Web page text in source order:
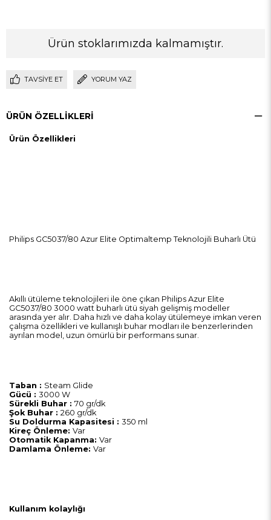
Ürün stoklarımızda kalmamıştır.
TAVSIYE ET YORUM YAZ
ÜRÜN ÖZELLIKLERI
Ürün Özellikleri
Philips GC5037/80 Azur Elite Optimaltemp Teknolojili Buharlı Ütü
Akıllı ütüleme teknolojileri ile öne çıkan Philips Azur Elite
GC5037/80 3000 watt buharlı ütü siyah gelişmiş modeller
arasında yer alır. Daha hızlı ve daha kolay ütülemeye imkan veren
çalışma özellikleri ve kullanışlı buhar modları ile benzerlerinden
ayrılan model, uzun ömürlü bir performans sunar.
Taban : Steam Glide
Gücü : 3000 W
Sürekli Buhar : 70 gr/dk
Şok Buhar : 260 gr/dk
Su Doldurma Kapasitesi : 350 ml
Kireç Önleme: Var
Otomatik Kapanma: Var
Damlama Önleme: Var
Kullanım kolaylığı